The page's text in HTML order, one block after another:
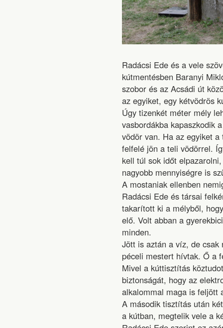
Radácsi Ede és a vele
kútmentésben Baranyi
szobor és az Acsádi út
az egyiket, egy kétvödrös
Úgy tizenkét méter mély
vasbordákba kapaszkodik
vödör van. Ha az egyiket
felfelé jön a teli vödörrel.
kell túl sok időt
nagyobb mennyiségre is
A mostaniak ellenben
Radácsi Ede és társai
takarított ki a mélyből,
elő. Volt abban a
minden.
Jött is aztán a víz, de csak
péceli mestert hívtak. Ő a
Mivel a kúttisztítás
biztonságát, hogy az
alkalommal maga is feljött
A második tisztítás után
a kútban, megtelik vele a